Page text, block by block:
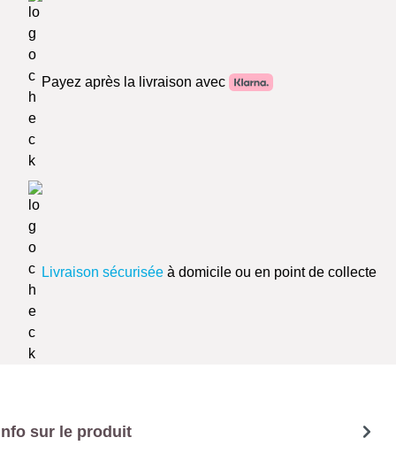
Payez après la livraison avec
Livraison sécurisée à domicile ou en point de collecte
sur le produit